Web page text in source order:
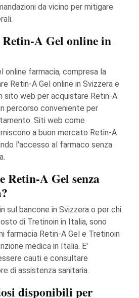
da vicino per mitigare
Retin-A Gel online in
online farmacia, compresa la
Retin-A Gel online in Svizzera e
sito web per acquistare Retin-A
percorso conveniente per
Siti web come
a buon mercato Retin-A
l'accesso al farmaco senza
Retin-A Gel senza
sul bancone in Svizzera o per chi
di Tretinoin in Italia, sono
farmacia Retin-A Gel e Tretinoin
medica in Italia. E'
cauti e consultare
di assistenza sanitaria.
disponibili per